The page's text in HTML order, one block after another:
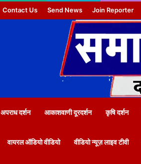
Contact Us Send News Join Reporter
अपराध दर्शन आकाशवाणी दूरदर्शन कृषि दर्शन
वायरल ऑडियो वीडियो वीडियो न्यूज़ लाइव टीवी